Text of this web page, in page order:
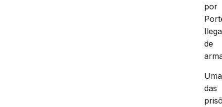
por
de
Uma
das